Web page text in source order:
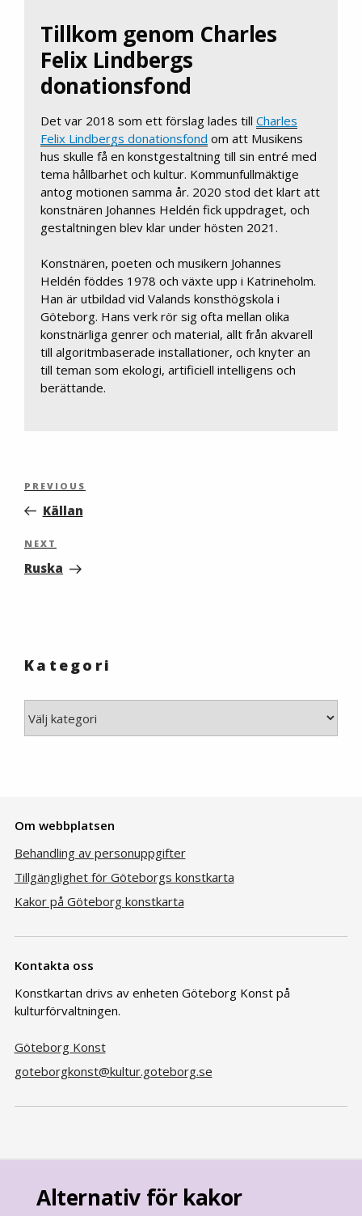
Tillkom genom Charles
Felix Lindbergs
donationsfond
Det var 2018 som ett förslag lades till Charles
Felix Lindbergs donationsfond om att Musikens
hus skulle få en konstgestaltning till sin entré med
tema hållbarhet och kultur. Kommunfullmäktige
antog motionen samma år. 2020 stod det klart att
konstnären Johannes Heldén fick uppdraget, och
gestaltningen blev klar under hösten 2021.
Konstnären, poeten och musikern Johannes
Heldén föddes 1978 och växte upp i Katrineholm.
Han är utbildad vid Valands konsthögskola i
Göteborg. Hans verk rör sig ofta mellan olika
konstnärliga genrer och material, allt från akvarell
till algoritmbaserade installationer, och knyter an
till teman som ekologi, artificiell intelligens och
berättande.
Inläggsnavigering
Previous
Post
PREVIOUS
Källan
Next
Post
NEXT
Ruska
Kategori
Om webbplatsen
Behandling av personuppgifter
Tillgänglighet för Göteborgs konstkarta
Kakor på Göteborg konstkarta
Kontakta oss
Konstkartan drivs av enheten Göteborg Konst på
kulturförvaltningen.
Göteborg Konst
goteborgkonst@kultur.goteborg.se
Alternativ för kakor